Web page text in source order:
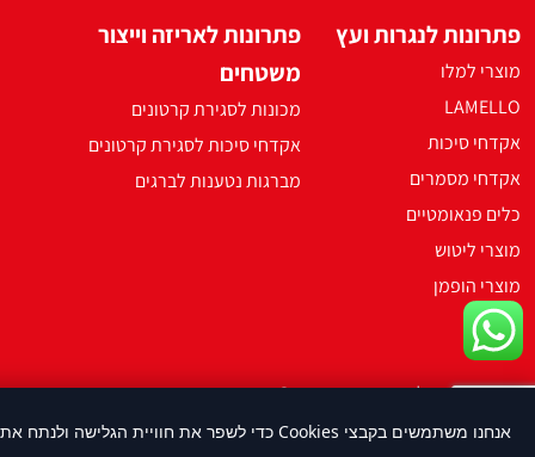
פתרונות לנגרות ועץ
מוצרי למלו
LAMELLO
אקדחי סיכות
אקדחי מסמרים
כלים פנאומטיים
מוצרי ליטוש
מוצרי הופמן
פתרונות לאריזה וייצור
משטחים
מכונות לסגירת קרטונים
אקדחי סיכות לסגירת קרטונים
מברגות נטענות לברגים
2021 ארקו כל הזכויות שמורות ©
אנחנו משתמשים בקבצי Cookies כדי לשפר את חוויית הגלישה ולנתח את השימוש באתר. על-ידי המשך שימוש באתר, את/ה מסכים/ה לשימוש בעוגיות בהתאם